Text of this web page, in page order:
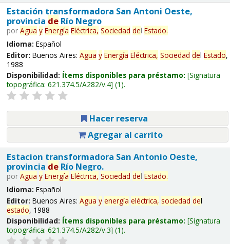
Estación transformadora San Antoni Oeste,
provincia deRío Negro
por Agua y Energía Eléctrica, Sociedad del Estado.
Idioma: Español
Editor: Buenos Aires: Agua y Energía Eléctrica, Sociedad del Estado,
1988
Disponibilidad: Ítems disponibles para préstamo: Signatura
topográfica: 621.374.5/A282/v.4 (1).
Hacer reserva
Agregar al carrito
Estacion transformadora San Antonio Oeste,
provincia deRío Negro.
por Agua y Energía Eléctrica, Sociedad del Estado.
Idioma: Español
Editor: Buenos Aires: Agua y energía eléctrica, sociedad del
estado, 1988
Disponibilidad: Ítems disponibles para préstamo: Signatura
topográfica: 621.374.5/A282/v.3 (1).